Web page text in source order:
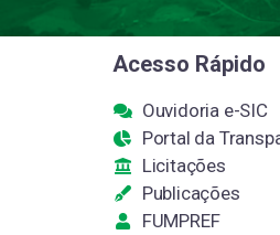
Acesso Rápido
Ouvidoria e-SIC
Portal da
Licitações
Publicações
FUMPREF